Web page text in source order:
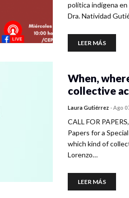
política indígena
Dra. Natividad
LEER MÁS
When,
collective
Laura Gutiérrez -Ago
CALL FOR
Papers for a
which kind of
Lorenzo…
LEER MÁS